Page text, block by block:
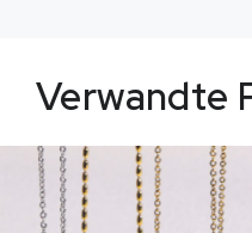
Verwandte